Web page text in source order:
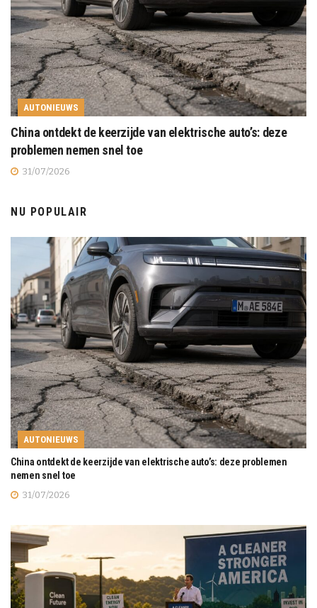
AUTONIEUWS
China ontdekt de keerzijde van elektrische auto’s: deze
problemen nemen snel toe
31/07/2026
NU POPULAIR
AUTONIEUWS
China ontdekt de keerzijde van elektrische auto’s: deze problemen
nemen snel toe
31/07/2026